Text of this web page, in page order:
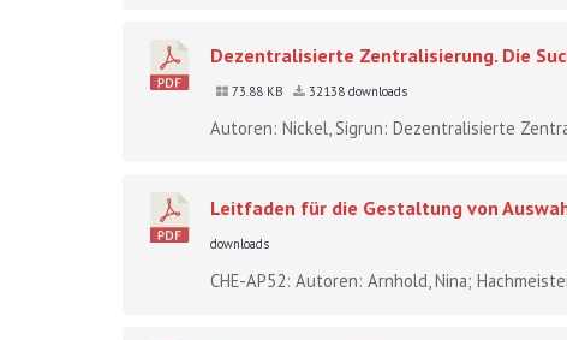
Dezentralisierte Zentralisierung. Die
73.88 KB
32138 downloads
Autoren: Nickel, Sigrun: Dezentralisierte
Leitfaden für die Gestaltung von
downloads
CHE-AP52: Autoren: Arnhold, Nina;